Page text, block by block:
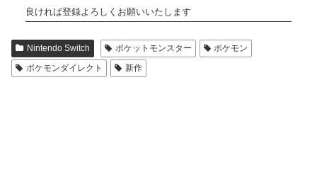
良ければ登録よろしくお願いいたします
Nintendo Switch ポケットモンスター
ポケモン
ポケモンダイレクト
新作